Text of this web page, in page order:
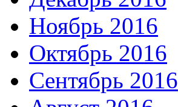
Ноябрь 2016
Октябрь 2016
Сентябрь 2016